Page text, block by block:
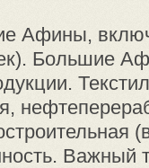
Афины,
Большие
Важный